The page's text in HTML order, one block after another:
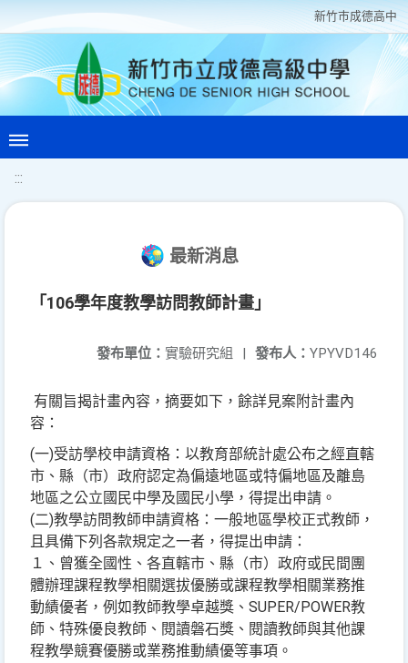
新竹巿成德高中
:::
最新消息
「106學年度教學訪問教師計畫」
發布人： YPYVD146
發布單位： 實驗研究組 |
有關旨揭計畫內容，摘要如下，餘詳見案附計畫內
容：
(一)受訪學校申請資格：以教育部統計處公布之經直轄
市、縣（市）政府認定為偏遠地區或特偏地區及離島
地區之公立國民中學及國民小學，得提出申請。
(二)教學訪問教師申請資格：一般地區學校正式教師，
且具備下列各款規定之一者，得提出申請：
１、曾獲全國性、各直轄市、縣（市）政府或民間團
體辦理課程教學相關選拔優勝或課程教學相關業務推
動績優者，例如教師教學卓越獎、SUPER/POWER教
師、特殊優良教師、閱讀磐石獎、閱讀教師與其他課
程教學競賽優勝或業務推動績優等事項。